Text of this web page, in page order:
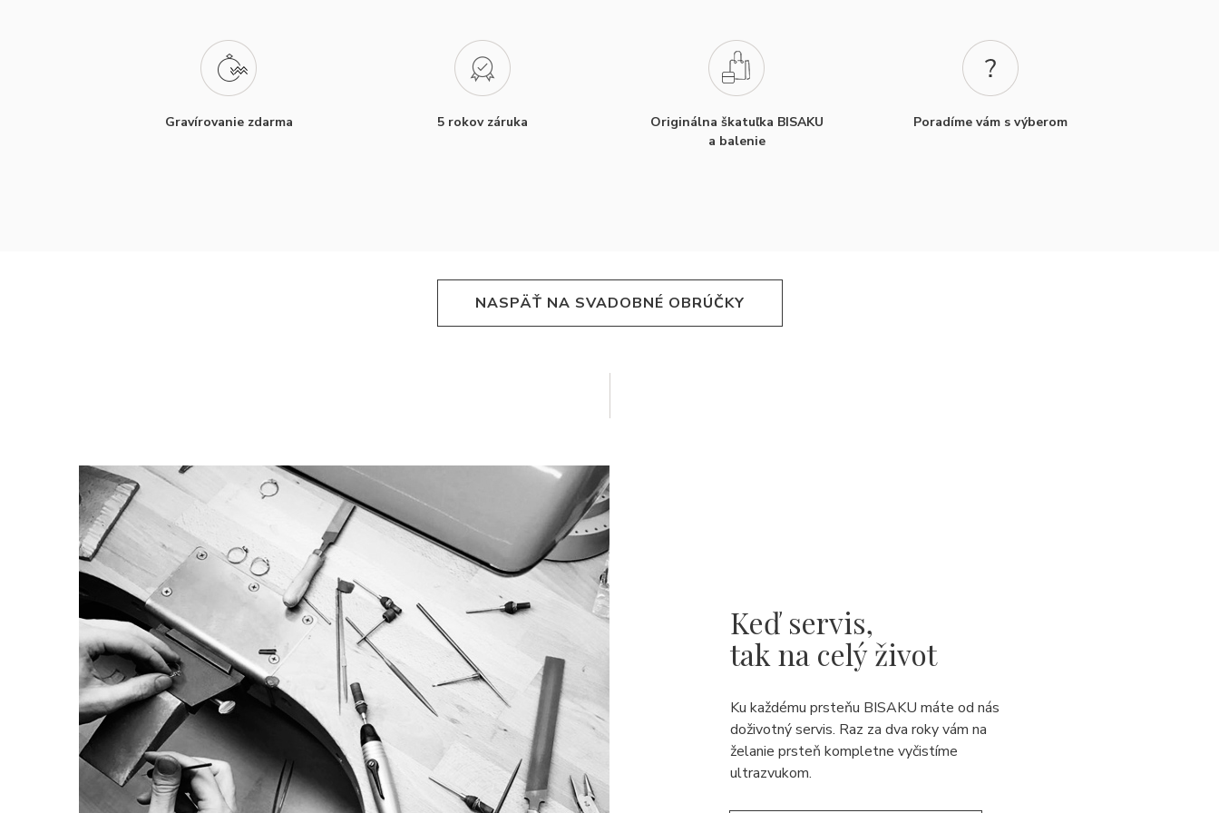
Gravírovanie zdarma 5 rokov záruka
Originálna škatuľka BISAKU
a balenie
Poradíme vám s výberom
NASPÄŤ NA SVADOBNÉ OBRÚČKY
Keď servis,
tak na celý život
Ku každému prsteňu BISAKU máte od nás
doživotný servis. Raz za dva roky vám na
želanie prsteň kompletne vyčistíme
ultrazvukom.